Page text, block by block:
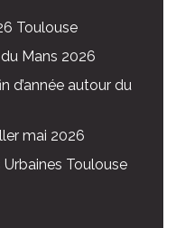
Toulouse
Mans 2026
d’année autour du
mai 2026
Toulouse